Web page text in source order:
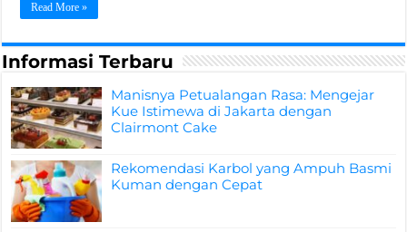
Read More »
Informasi Terbaru
Manisnya Petualangan Rasa: Mengejar
Kue Istimewa di Jakarta dengan
Clairmont Cake
Rekomendasi Karbol yang Ampuh Basmi
Kuman dengan Cepat